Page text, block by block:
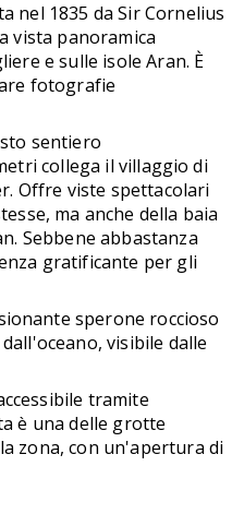
nel 1835 da Sir Cornelius
vista panoramica
e sulle isole Aran. È
fotografie
sentiero
collega il villaggio di
Offre viste spettacolari
ma anche della baia
Sebbene abbastanza
gratificante per gli
sperone roccioso
visibile dalle
tramite
è una delle grotte
zona, con un'apertura di